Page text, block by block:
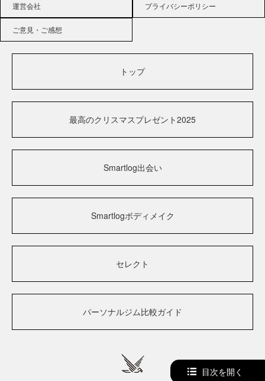
運営会社 プライバシーポリシー
ご意見・ご感想
トップ
最高のクリスマスプレゼント2025
Smartlog出会い
Smartlogボディメイク
セレクト
パーソナルジム比較ガイド
目次を開く